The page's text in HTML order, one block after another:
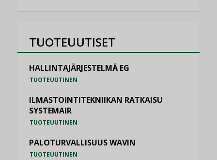
TUOTEUUTISET
HALLINTAJÄRJESTELMÄ EG
TUOTEUUTINEN
ILMASTOINTITEKNIIKAN RATKAISU
SYSTEMAIR
TUOTEUUTINEN
PALOTURVALLISUUS WAVIN
TUOTEUUTINEN